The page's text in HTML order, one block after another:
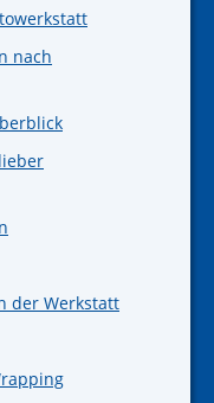
nach
der Werkstatt